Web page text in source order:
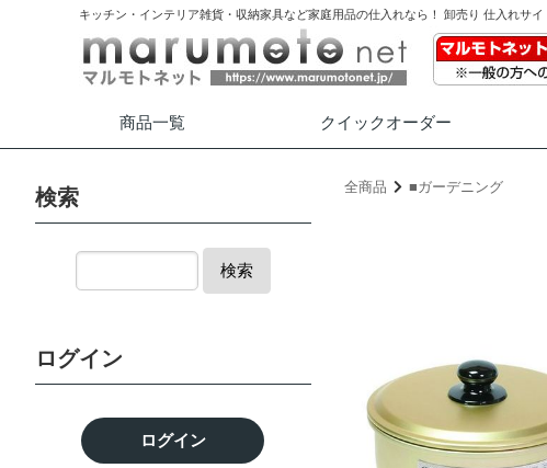
キッチン・インテリア雑貨・収納家具など家庭用品の仕入れなら！ 卸売り 仕入れサイ
商品一覧 クイックオーダー
全商品 ■ガーデニング
検索
検索
ログイン
ログイン